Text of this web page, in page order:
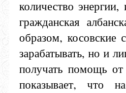
количество
гражданская
образом, косовские
зарабатывать, но и
получать помощь
показывает, что